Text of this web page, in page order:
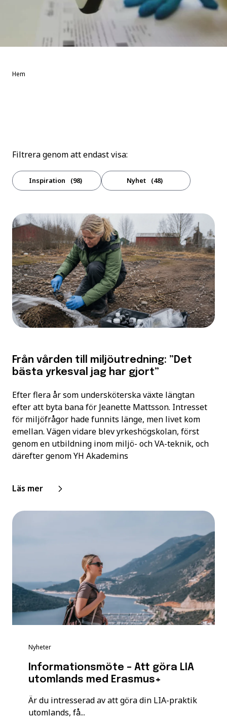
Hem
Filtrera genom att endast visa:
Inspiration 98 Nyhet 48
Från vården till miljöutredning: ”Det
bästa yrkesval jag har gjort”
Efter flera år som undersköterska växte längtan
efter att byta bana för Jeanette Mattsson. Intresset
för miljöfrågor hade funnits länge, men livet kom
emellan. Vägen vidare blev yrkeshögskolan, först
genom en utbildning inom miljö- och VA-teknik, och
därefter genom YH Akademins
Läs mer
Nyheter
Informationsmöte – Att göra LIA
utomlands med Erasmus+
Är du intresserad av att göra din LIA-praktik
utomlands, få...